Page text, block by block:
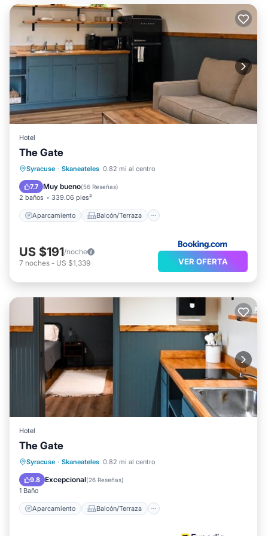
Hotel
The Gate
Syracuse · Skaneateles 0.82 mi al centro
7.7 Muy bueno(56 Reseñas)
2 baños 339.06 pies²
Aparcamiento Balcón/Terraza
Aparcamiento
Balcón/Terraza
Aire acondicionado
US $191/noche
7 noches - US $1,339 VER OFERTA
Hotel
The Gate
Syracuse · Skaneateles 0.82 mi al centro
9.8 Excepcional(26 Reseñas)
1 Baño
Aparcamiento Balcón/Terraza
Aparcamiento
Balcón/Terraza
Cocina
Aire acondicionado